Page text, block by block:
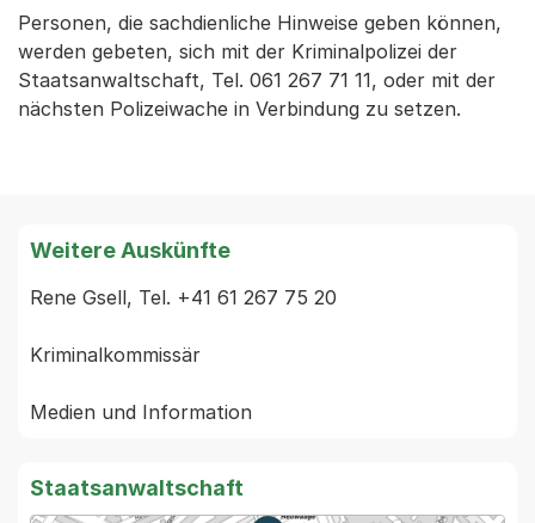
Personen, die sachdienliche Hinweise geben können,
werden gebeten, sich mit der Kriminalpolizei der
Staatsanwaltschaft, Tel. 061 267 71 11, oder mit der
nächsten Polizeiwache in Verbindung zu setzen.
Weitere Auskünfte
Rene Gsell, Tel. +41 61 267 75 20
Kriminalkommissär
Staatsanwaltschaft